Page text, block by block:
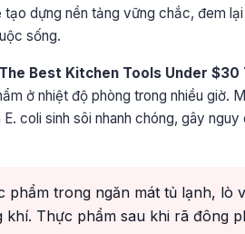
dựng nền tảng vững chắc, đem
sống.
The Best Kitchen Tools Under $30
ở nhiệt độ phòng trong nhiều giờ.
coli sinh sôi nhanh chóng, gây
phẩm trong ngăn mát tủ lạnh, lò
Thực phẩm sau khi rã đông